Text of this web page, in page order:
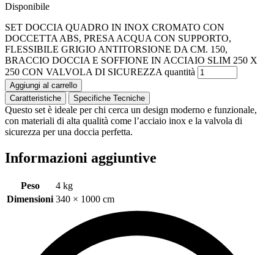
Disponibile
SET DOCCIA QUADRO IN INOX CROMATO CON
DOCCETTA ABS, PRESA ACQUA CON SUPPORTO,
FLESSIBILE GRIGIO ANTITORSIONE DA CM. 150,
BRACCIO DOCCIA E SOFFIONE IN ACCIAIO SLIM 250 X
250 CON VALVOLA DI SICUREZZA quantità
Aggiungi al carrello
Caratteristiche
Specifiche Tecniche
Questo set è ideale per chi cerca un design moderno e funzionale,
con materiali di alta qualità come l’acciaio inox e la valvola di
sicurezza per una doccia perfetta.
Informazioni aggiuntive
Peso
4 kg
Dimensioni 340 × 1000 cm